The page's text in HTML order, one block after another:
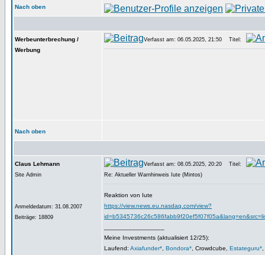
Nach oben
Werbeunterbrechung /
Werbung
Verfasst am: 06.05.2025, 21:50 Titel:
Nach oben
Claus Lehmann
Site Admin
Anmeldedatum: 31.08.2007
Beiträge: 18809
Verfasst am: 08.05.2025, 20:20
Titel:
Re: Aktueller Warnhinweis Iute (Mintos)
Reaktion von Iute
https://view.news.eu.nasdaq.com/view?
Meine Investments (aktualisiert 12/25):
Laufend: Axiafunder* Bondora* , Crowdcube, Estateguru*